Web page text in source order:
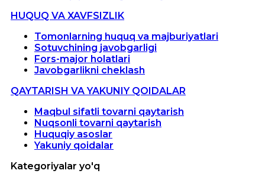
HUQUQ VA XAVFSIZLIK
Tomonlarning huquq va majburiyatlari
Sotuvchining javobgarligi
Fors-major holatlari
Javobgarlikni cheklash
QAYTARISH VA YAKUNIY QOIDALAR
Maqbul sifatli tovarni qaytarish
Nuqsonli tovarni qaytarish
Huquqiy asoslar
Yakuniy qoidalar
Kategoriyalar yo'q